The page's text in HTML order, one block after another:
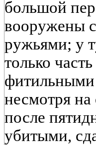
большой
вооружены
ружьями; у
только
фитильными
несмотря
после
убитыми,